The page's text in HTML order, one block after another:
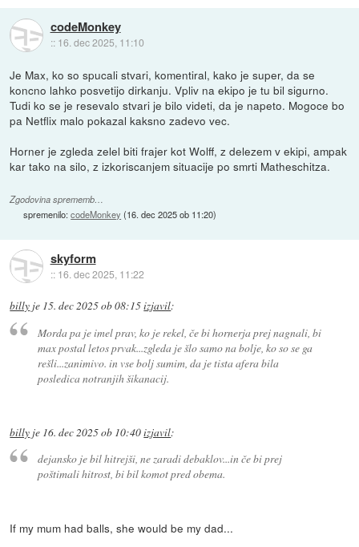
codeMonkey
:: 16. dec 2025, 11:10
Je Max, ko so spucali stvari, komentiral, kako je super, da se
koncno lahko posvetijo dirkanju. Vpliv na ekipo je tu bil sigurno.
Tudi ko se je resevalo stvari je bilo videti, da je napeto. Mogoce bo
pa Netflix malo pokazal kaksno zadevo vec.
Horner je zgleda zelel biti frajer kot Wolff, z delezem v ekipi, ampak
kar tako na silo, z izkoriscanjem situacije po smrti Matheschitza.
Zgodovina sprememb…
spremenilo:codeMonkey (16. dec 2025 ob 11:20)
skyform
:: 16. dec 2025, 11:22
billy je 15. dec 2025 ob 08:15izjavil:
Morda pa je imel prav, ko je rekel, če bi hornerja prej nagnali, bi
max postal letos prvak...zgleda je šlo samo na bolje, ko so se ga
rešli...zanimivo. in vse bolj sumim, da je tista afera bila
posledica notranjih šikanacij.
billy je 16. dec 2025 ob 10:40izjavil:
dejansko je bil hitrejši, ne zaradi debaklov...in če bi prej
poštimali hitrost, bi bil komot pred obema.
If my mum had balls, she would be my dad...